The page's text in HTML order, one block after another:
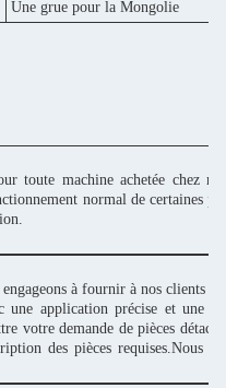
Une grue pour la Mongolie
toute machine achetée chez
normal de certaines
à fournir à nos clients
une application précise et
votre demande de pièces
des pièces requises.Nous